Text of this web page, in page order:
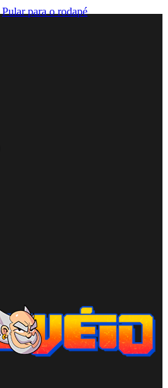
Pular para o rodapé